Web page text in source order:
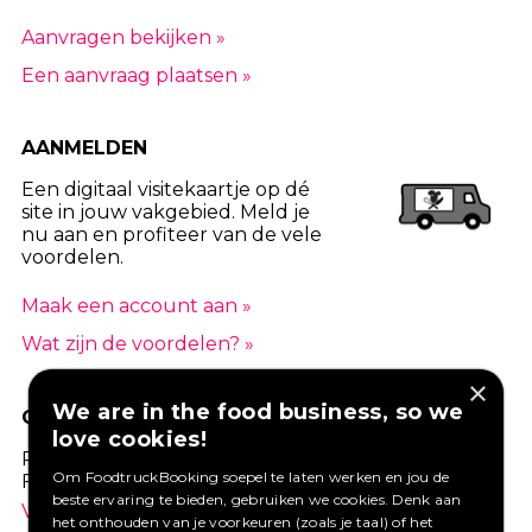
Aanvragen bekijken »
Een aanvraag plaatsen »
AANMELDEN
Een digitaal visitekaartje op dé
site in jouw vakgebied. Meld je
nu aan en profiteer van de vele
voordelen.
Maak een account aan »
Wat zijn de voordelen? »
GOED VERZEKERD ONDERNEMEN?
Profiteer van een aantrekkelijke premie via
Foodtruckbooking.
Vraag een offerte aan.
×
We are in the food business, so we
love cookies!
Om FoodtruckBooking soepel te laten werken en jou de
beste ervaring te bieden, gebruiken we cookies. Denk aan
het onthouden van je voorkeuren (zoals je taal) of het